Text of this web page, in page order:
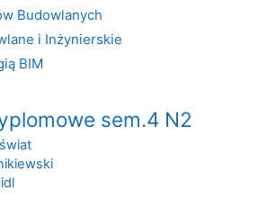
Budowlanych
i Inżynierskie
BIM
sem.4 N2